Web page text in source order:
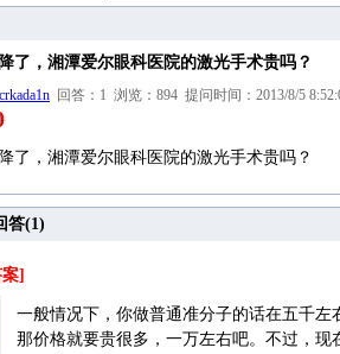
了，湘潭爱尔眼科医院的激光手术贵吗？
回答：1 浏览：894 提问时间：2013/8/5
了，湘潭爱尔眼科医院的激光手术贵吗？
答(1)
]
一般情况下，你做普通准分子的话在五千左
那价格就要贵很多，一万左右吧。不过，